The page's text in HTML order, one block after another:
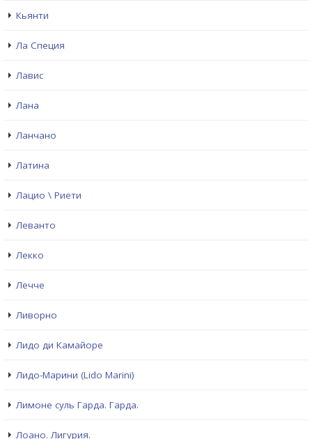
Кьянти
Ла Специя
Лавис
Лана
Ланчано
Латина
Лацио \ Риети
Леванто
Лекко
Лечче
Ливорно
Лидо ди Камайоре
Лидо-Марини (Lido Marini)
Лимоне суль Гарда. Гарда.
Лоано. Лигурия.